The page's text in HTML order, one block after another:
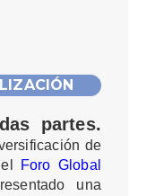
partes.
de
Foro Global
una